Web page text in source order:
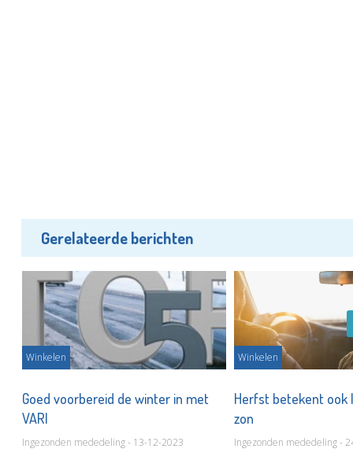
Gerelateerde berichten
Winkelen
Goed voorbereid de winter in met
VARI
Ingezonden mededeling - 13-12-2023
Winkelen
Herfst betekent ook
zon
Ingezonden mededeling -